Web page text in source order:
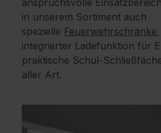
in unserem Sortiment auch
spezielle Feuerwehrschränke
integrierter Ladefunktion für
praktische Schul-
aller Art.